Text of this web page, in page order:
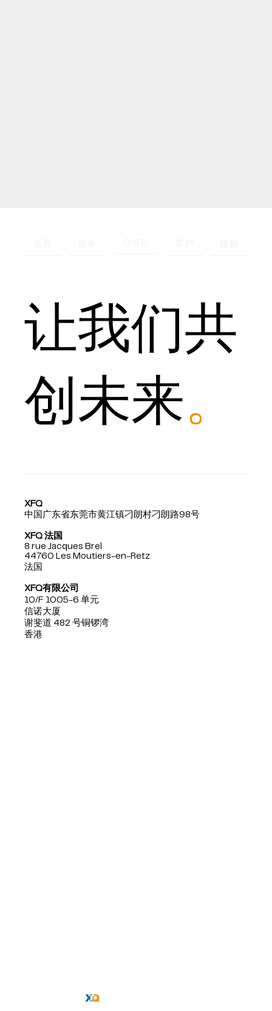
让我们共
创未来。
XFQ
中国广东省东莞市黄江镇刁朗村刁朗路98号
XFQ 法国
8 rue Jacques Brel
44760 Les Moutiers-en-Retz
法国
XFQ有限公司
10/F 1005-6 单元
信诺大厦
谢斐道 482 号铜锣湾
香港